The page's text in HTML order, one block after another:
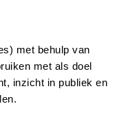
met behulp van
met als doel
inzicht in publiek en